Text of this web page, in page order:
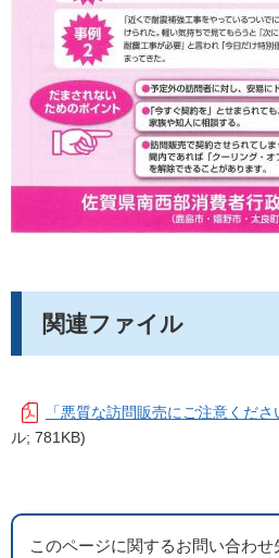
関連ファイル
「悪質な訪問販売にご注意くだ
ル; 781KB)
このページに関するお問い合わせ